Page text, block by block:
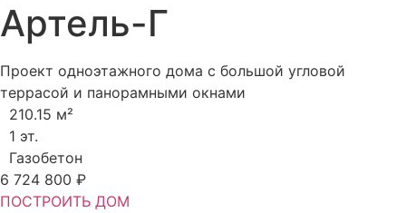
Артель-Г
Проект одноэтажного дома с большой угловой
террасой и панорамными окнами
210.15 м²
1 эт.
Газобетон
6 724 800 ₽
ПОСТРОИТЬ ДОМ